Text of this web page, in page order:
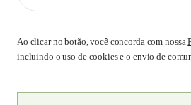
Ao clicar no botão, você concorda com nossa
incluindo o uso de cookies e o envio de